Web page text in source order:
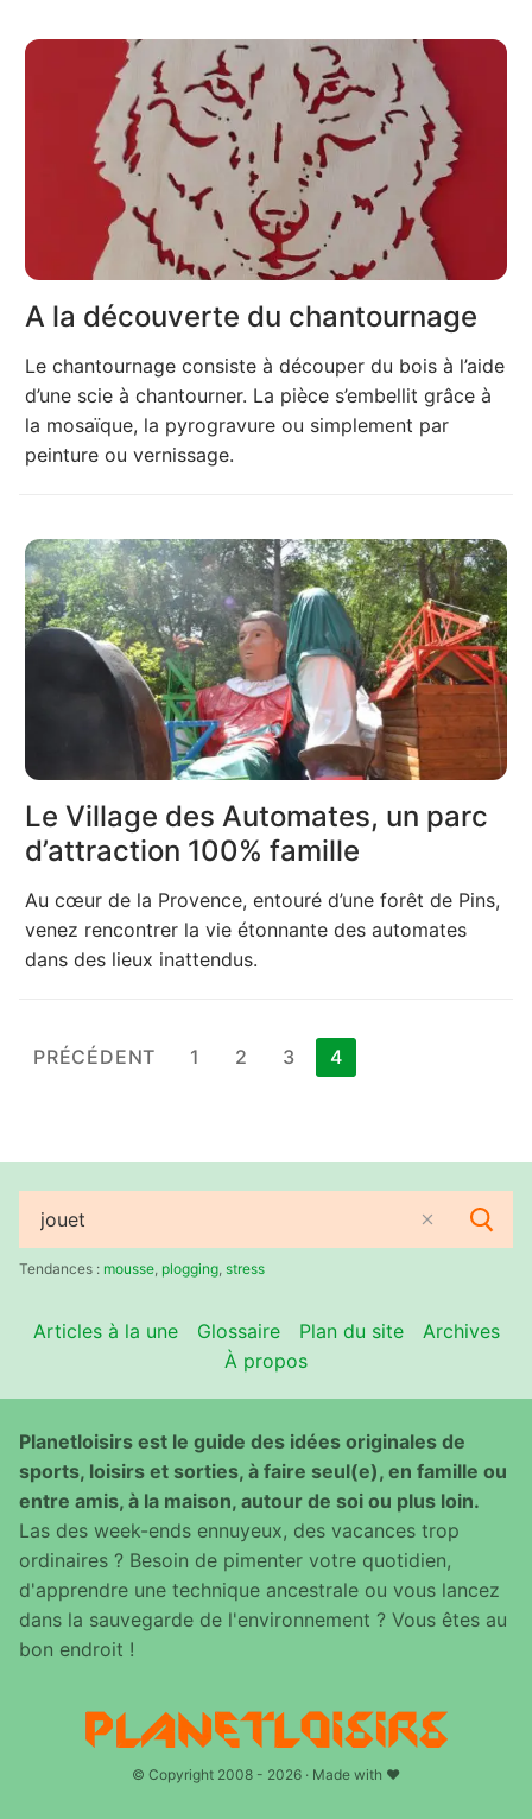
A la découverte du chantournage
Le chantournage consiste à découper du bois à l’aide
d’une scie à chantourner. La pièce s’embellit grâce à
la mosaïque, la pyrogravure ou simplement par
peinture ou vernissage.
Le Village des Automates, un parc
d’attraction 100% famille
Au cœur de la Provence, entouré d’une forêt de Pins,
venez rencontrer la vie étonnante des automates
dans des lieux inattendus.
Pagination
PRÉCÉDENT 1 2 3 4
Rechercher
:Tendances : mousse plogging stress
Articles à la une Glossaire Plan du site
Archives
À propos
Planetloisirs est le guide des idées originales de
sports, loisirs et sorties, à faire seul(e), en famille ou
entre amis, à la maison, autour de soi ou plus loin.
Las des week-ends ennuyeux, des vacances trop
ordinaires ? Besoin de pimenter votre quotidien,
d'apprendre une technique ancestrale ou vous lancez
dans la sauvegarde de l'environnement ? Vous êtes au
bon endroit !
© Copyright 2008 - 2026 · Made with ♥